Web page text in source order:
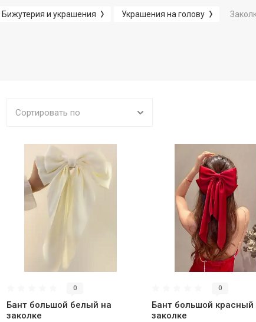
Бижутерия и украшения Украшения на голову
Сортировать по
0
Бант большой белый на
заколке
0
Бант большой красный
заколке